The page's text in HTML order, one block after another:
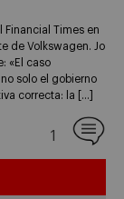
Financial Times en
de Volkswagen. Jo
«El caso
solo el gobierno
correcta: la […]
1